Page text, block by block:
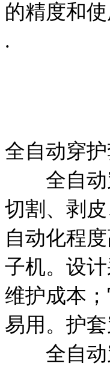
的精度和使
.
全自动穿
全自动穿
切割、剥
自动化程
子机。设
维护成本
易用。护
全自动穿